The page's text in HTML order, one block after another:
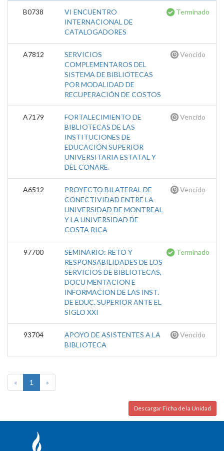
B0738
VI ENCUENTRO
INTERNACIONAL DE
CATALOGADORES
Terminado
A7812
SERVICIOS
COMPLEMENTAROS DEL
SISTEMA DE BIBLIOTECAS
POR MODALIDAD DE
RECUPERACIÓN DE COSTOS
Vencido
A7179
FORTALECIMIENTO DE
BIBLIOTECAS DE LAS
INSTITUCIONES DE
EDUCACIÓN SUPERIOR
UNIVERSITARIA ESTATAL Y
DEL CONARE.
Vencido
A6512
PROYECTO BILATERAL DE
CONECTIVIDAD ENTRE LA
UNIVERSIDAD DE MONTREAL
Y LA UNIVERSIDAD DE
COSTA RICA
Vencido
97700
SEMINARIO: RETO Y
RESPONSABILIDADES DE LOS
SERVICIOS DE BIBLIOTECAS,
DOCU MENTACION E
INFORMACION DE LAS INST.
DE EDUC. SUPERIOR ANTE EL
SIGLO XXI
Terminado
93704
APOYO DE ASISTENTES A LA
BIBLIOTECA
Vencido
« 1 »
Descargar Ficha de la Unidad